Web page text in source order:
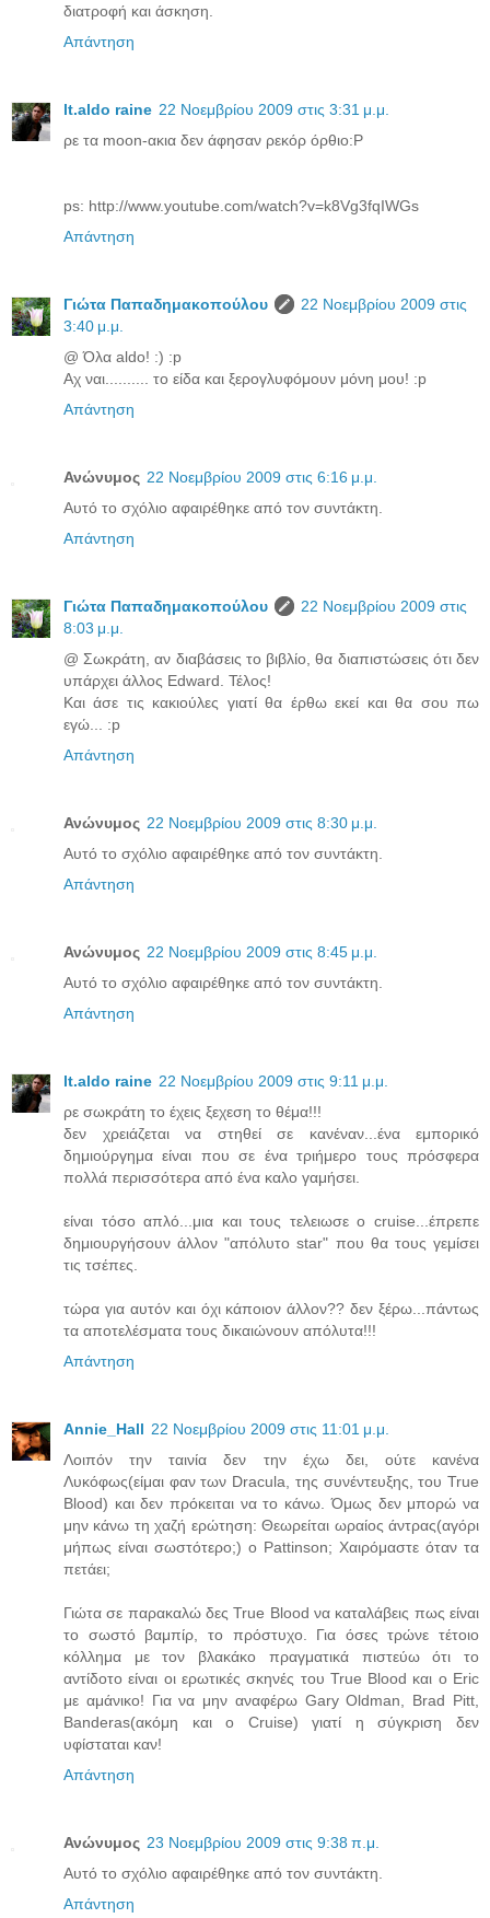
διατροφή και άσκηση.
Απάντηση
lt.aldo raine 22 Νοεμβρίου 2009 στις 3:31 μ.μ.
ρε τα moon-ακια δεν άφησαν ρεκόρ όρθιο:P
ps: http://www.youtube.com/watch?v=k8Vg3fqIWGs
Απάντηση
Γιώτα Παπαδημακοπούλου
22 Νοεμβρίου 2009 στις
3:40 μ.μ.
@ Όλα aldo! :) :p
Αχ ναι.......... το είδα και ξερογλυφόμουν μόνη μου! :p
Απάντηση
Ανώνυμος 22 Νοεμβρίου 2009 στις 6:16 μ.μ.
Αυτό το σχόλιο αφαιρέθηκε από τον συντάκτη.
Απάντηση
Γιώτα Παπαδημακοπούλου
22 Νοεμβρίου 2009 στις
8:03 μ.μ.
@ Σωκράτη, αν διαβάσεις το βιβλίο, θα διαπιστώσεις ότι δεν
υπάρχει άλλος Edward. Τέλος!
Και άσε τις κακιούλες γιατί θα έρθω εκεί και θα σου πω
εγώ... :p
Απάντηση
Ανώνυμος 22 Νοεμβρίου 2009 στις 8:30 μ.μ.
Αυτό το σχόλιο αφαιρέθηκε από τον συντάκτη.
Απάντηση
Ανώνυμος 22 Νοεμβρίου 2009 στις 8:45 μ.μ.
Αυτό το σχόλιο αφαιρέθηκε από τον συντάκτη.
Απάντηση
lt.aldo raine 22 Νοεμβρίου 2009 στις 9:11 μ.μ.
ρε σωκράτη το έχεις ξεχεση το θέμα!!!
δεν χρειάζεται να στηθεί σε κανέναν...ένα εμπορικό
δημιούργημα είναι που σε ένα τριήμερο τους πρόσφερα
πολλά περισσότερα από ένα καλο γαμήσει.
είναι τόσο απλό...μια και τους τελειωσε ο cruise...έπρεπε
δημιουργήσουν άλλον "απόλυτο star" που θα τους γεμίσει
τις τσέπες.
τώρα για αυτόν και όχι κάποιον άλλον?? δεν ξέρω...πάντως
τα αποτελέσματα τους δικαιώνουν απόλυτα!!!
Απάντηση
Annie_Hall 22 Νοεμβρίου 2009 στις 11:01 μ.μ.
Λοιπόν την ταινία δεν την έχω δει, ούτε κανένα
Λυκόφως(είμαι φαν των Dracula, της συνέντευξης, του True
Blood) και δεν πρόκειται να το κάνω. Όμως δεν μπορώ να
μην κάνω τη χαζή ερώτηση: Θεωρείται ωραίος άντρας(αγόρι
μήπως είναι σωστότερο;) ο Pattinson; Χαιρόμαστε όταν τα
πετάει;
Γιώτα σε παρακαλώ δες True Blood να καταλάβεις πως είναι
το σωστό βαμπίρ, το πρόστυχο. Για όσες τρώνε τέτοιο
κόλλημα με τον βλακάκο πραγματικά πιστεύω ότι το
αντίδοτο είναι οι ερωτικές σκηνές του True Blood και ο Eric
με αμάνικο! Για να μην αναφέρω Gary Oldman, Brad Pitt,
Banderas(ακόμη και ο Cruise) γιατί η σύγκριση δεν
υφίσταται καν!
Απάντηση
Ανώνυμος 23 Νοεμβρίου 2009 στις 9:38 π.μ.
Αυτό το σχόλιο αφαιρέθηκε από τον συντάκτη.
Απάντηση